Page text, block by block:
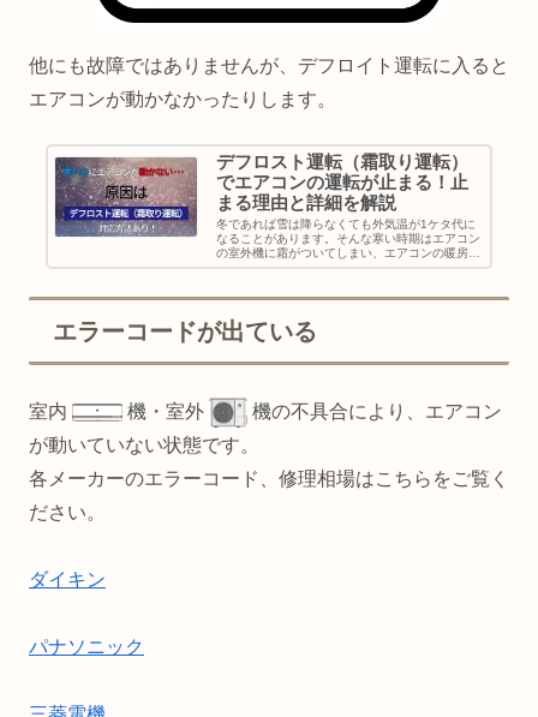
他にも故障ではありませんが、デフロイト運転に入ると
エアコンが動かなかったりします。
デフロスト運転（霜取り運転）
でエアコンの運転が止まる！止
まる理由と詳細を解説
冬であれば雪は降らなくても外気温が1ケタ代に
なることがあります。そんな寒い時期はエアコン
の室外機に霜がついてしまい、エアコンの暖房運
転が止まってしまいます。なぜエアコンの運転が
まうのは外気温が低く...
エラーコードが出ている
室内 機・室外
機の不具合により、エアコン
が動いていない状態です。
各メーカーのエラーコード、修理相場はこちらをご覧く
ださい。
ダイキン
パナソニック